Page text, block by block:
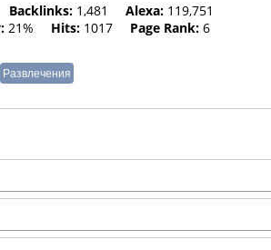
Backlinks: 1,481 Alexa: 119,751
21% Hits: 1017 Page Rank: 6
Развлечения